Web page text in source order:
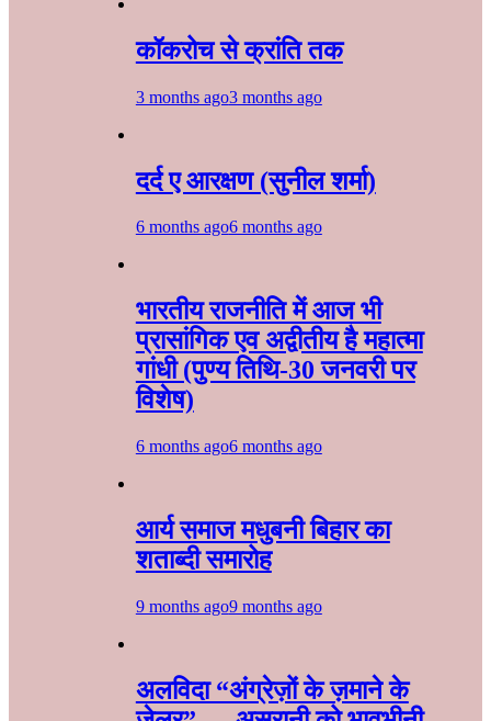
कॉकरोच से क्रांति तक
3 months ago3 months ago
दर्द ए आरक्षण (सुनील शर्मा)
6 months ago6 months ago
भारतीय राजनीति में आज भी
प्रासांगिक एव अद्वीतीय है महात्मा
गांधी (पुण्य तिथि-30 जनवरी पर
विशेष)
6 months ago6 months ago
आर्य समाज मधुबनी बिहार का
शताब्दी समारोह
9 months ago9 months ago
अलविदा “अंग्रेज़ों के ज़माने के